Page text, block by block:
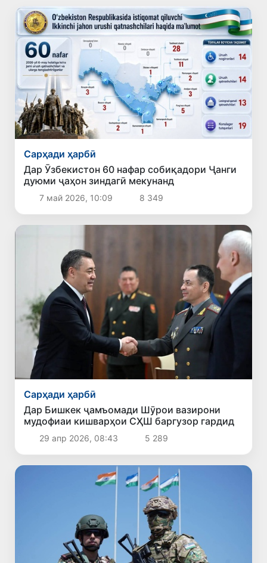
Сарҳади ҳарбӣ
Дар Ӯзбекистон 60 нафар собиқадори Ҷанги
дуюми ҷаҳон зиндагӣ мекунанд
7 май 2026, 10:09 8 349
Сарҳади ҳарбӣ
Дар Бишкек ҷамъомади Шӯрои вазирони
мудофиаи кишварҳои СҲШ баргузор гардид
29 апр 2026, 08:43 5 289